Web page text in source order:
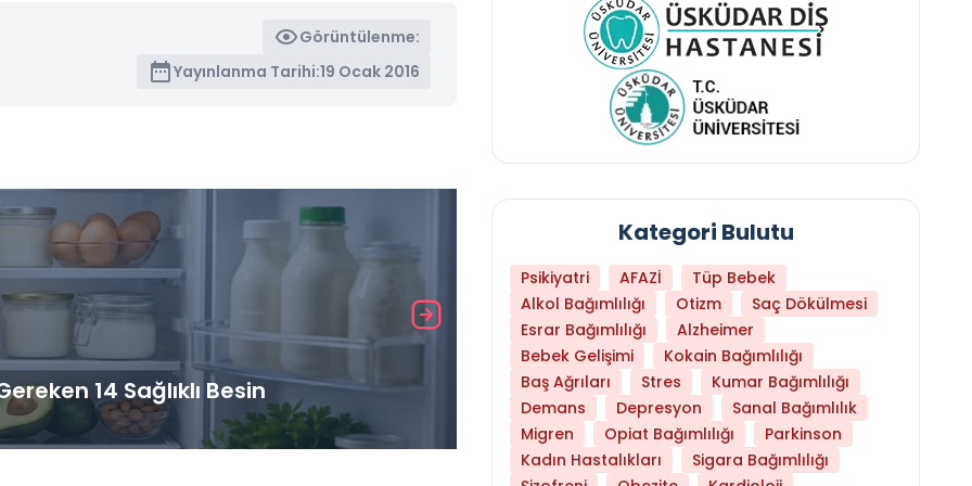
Görüntülenme:
Yayınlanma Tarihi:19 Ocak 2016
14 Sağlıklı Besin Hangi Yaşta Hangi Testi Yaptırmanız
Kategori Bulutu
Psikiyatri AFAZİ
Tüp Bebek
Alkol Bağımlılığı
Otizm
Saç Dökülmesi
Esrar Bağımlılığı
Alzheimer
Bebek Gelişimi
Kokain Bağımlılığı
Baş Ağrıları
Stres
Kumar Bağımlılığı
Demans
Depresyon
Sanal Bağımlılık
Migren
Opiat Bağımlılığı
Parkinson
Kadın Hastalıkları
Sigara Bağımlılığı